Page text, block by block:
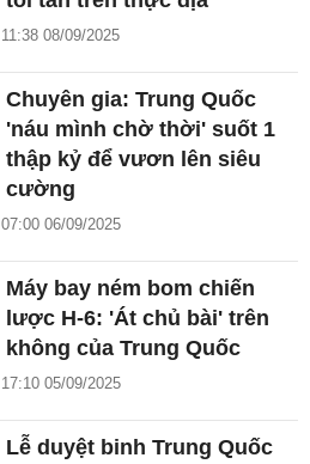
11:38 08/09/2025
Chuyên gia: Trung Quốc
'náu mình chờ thời' suốt 1
thập kỷ để vươn lên siêu
cường
07:00 06/09/2025
Máy bay ném bom chiến
lược H-6: 'Át chủ bài' trên
không của Trung Quốc
17:10 05/09/2025
Lễ duyệt binh Trung Quốc